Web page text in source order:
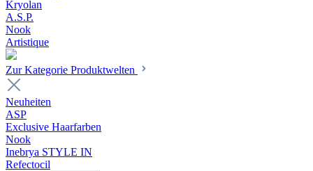
Kryolan
A.S.P.
Nook
Artistique
Zur Kategorie Produktwelten
Neuheiten
ASP
Exclusive Haarfarben
Nook
Inebrya STYLE IN
Refectocil